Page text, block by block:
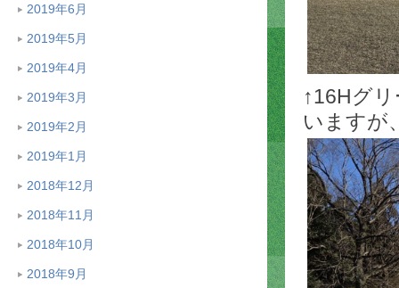
2019年6月
2019年5月
2019年4月
2019年3月
2019年2月
2019年1月
2018年12月
2018年11月
2018年10月
2018年9月
↑16Hグ
いますが